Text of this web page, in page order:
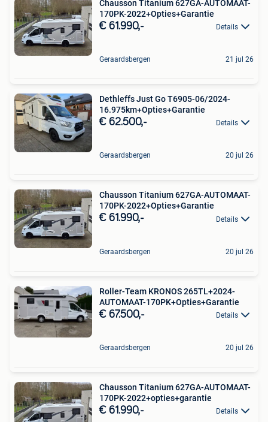
Chausson Titanium 627GA-AUTOMAAT-
170PK-2022+Opties+Garantie
€ 61.990,- Details
Geraardsbergen 21 jul 26
Dethleffs Just Go T6905-06/2024-
16.975km+Opties+Garantie
€ 62.500,- Details
Geraardsbergen 20 jul 26
Chausson Titanium 627GA-AUTOMAAT-
170PK-2022+Opties+Garantie
€ 61.990,- Details
Geraardsbergen 20 jul 26
Roller-Team KRONOS 265TL+2024-
AUTOMAAT-170PK+Opties+Garantie
€ 67.500,- Details
Geraardsbergen 20 jul 26
Chausson Titanium 627GA-AUTOMAAT-
170PK-2022+opties+garantie
€ 61.990,- Details